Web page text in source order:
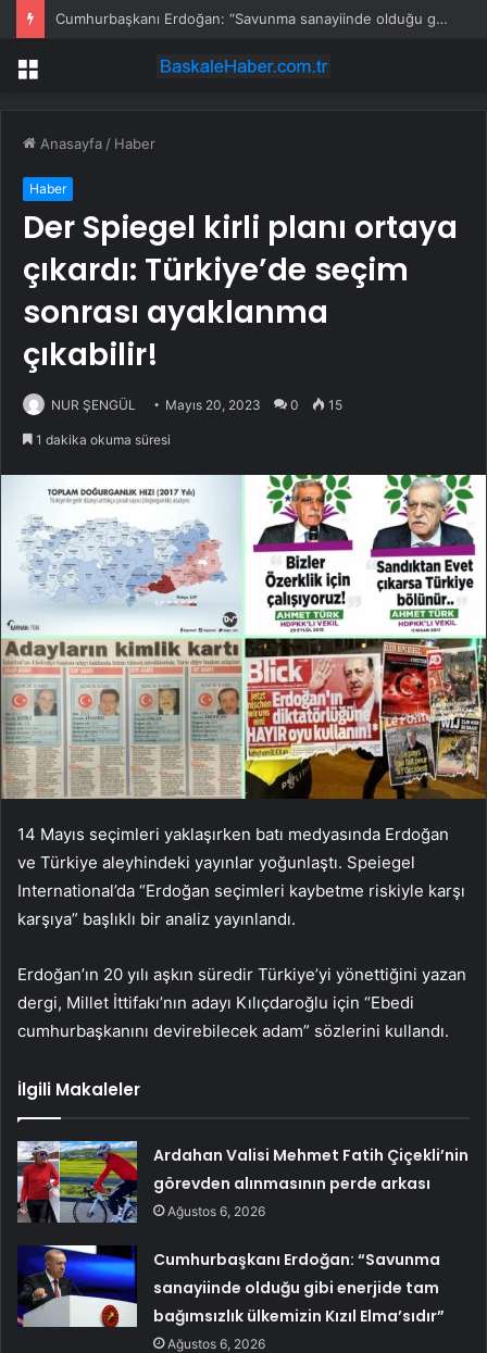
Cumhurbaşkanı Erdoğan: “Savunma sanayiinde olduğu gibi enerjide tam bağımsızlık ülkemizin Kızıl Elma’sıdır”
Menü
Anasayfa / Haber
Haber
Der Spiegel kirli planı ortaya
çıkardı: Türkiye’de seçim
sonrası ayaklanma
çıkabilir!
NUR ŞENGÜL Mayıs 20, 2023 0 15
1 dakika okuma süresi
14 Mayıs seçimleri yaklaşırken batı medyasında Erdoğan
ve Türkiye aleyhindeki yayınlar yoğunlaştı. Speiegel
International’da “Erdoğan seçimleri kaybetme riskiyle karşı
karşıya” başlıklı bir analiz yayınlandı.
Erdoğan’ın 20 yılı aşkın süredir Türkiye’yi yönettiğini yazan
dergi, Millet İttifakı’nın adayı Kılıçdaroğlu için “Ebedi
cumhurbaşkanını devirebilecek adam” sözlerini kullandı.
İlgili Makaleler
Ardahan Valisi Mehmet Fatih Çiçekli’nin
görevden alınmasının perde arkası
Ağustos 6, 2026
Cumhurbaşkanı Erdoğan: “Savunma
sanayiinde olduğu gibi enerjide tam
bağımsızlık ülkemizin Kızıl Elma’sıdır”
Ağustos 6, 2026